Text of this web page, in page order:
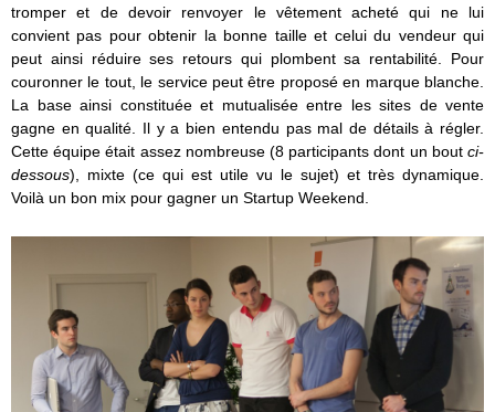
tromper et de devoir renvoyer le vêtement acheté qui ne lui
convient pas pour obtenir la bonne taille et celui du vendeur qui
peut ainsi réduire ses retours qui plombent sa rentabilité. Pour
couronner le tout, le service peut être proposé en marque blanche.
La base ainsi constituée et mutualisée entre les sites de vente
gagne en qualité. Il y a bien entendu pas mal de détails à régler.
Cette équipe était assez nombreuse (8 participants dont un bout ci-
dessous), mixte (ce qui est utile vu le sujet) et très dynamique.
Voilà un bon mix pour gagner un Startup Weekend.